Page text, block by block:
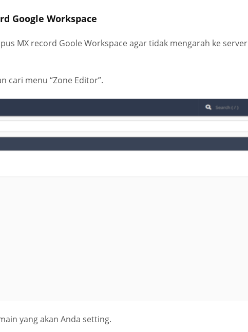
Google Workspace
MX record Goole Workspace agar tidak mengarah ke server
cari menu “Zone Editor”.
yang akan Anda setting.